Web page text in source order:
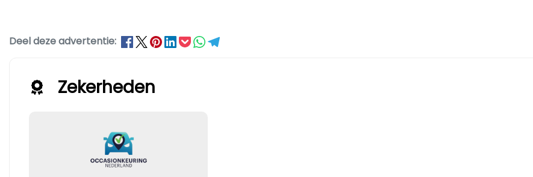
Deel deze advertentie:
Zekerheden